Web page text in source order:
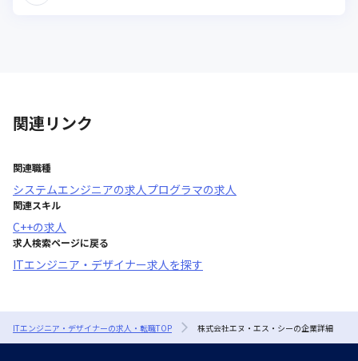
関連リンク
関連職種
システムエンジニアの求人 プログラマの求人
関連スキル
C++の求人
求人検索ページに戻る
ITエンジニア・デザイナー求人を探す
ITエンジニア・デザイナーの求人・転職TOP 株式会社エヌ・エス・シーの企業詳細